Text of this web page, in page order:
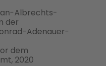
Albrechts-
der
Adenauer-
dem
2020